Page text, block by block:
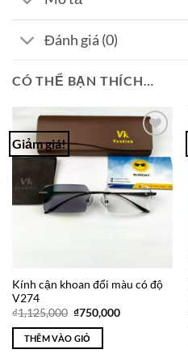
Đánh giá (0)
CÓ THỂ BẠN THÍCH…
Giảm giá!
Add to
Wishlist
Kính cận khoan đổi màu có độ
V274
₫1,125,000 Giá
là:
₫1,125,000.
₫750,000Giá
THÊM VÀO GIỎ